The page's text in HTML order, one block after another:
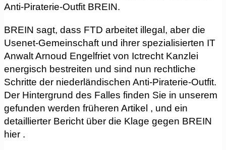
Anti-Piraterie-Outfit BREIN.
BREIN sagt, dass FTD arbeitet illegal, aber die
Usenet-Gemeinschaft und ihrer spezialisierten IT
Anwalt Arnoud Engelfriet von Ictrecht Kanzlei
energisch bestreiten und sind nun rechtliche
Schritte der niederländischen Anti-Piraterie-Outfit.
Der Hintergrund des Falles finden Sie in unserem
gefunden werden früheren Artikel , und ein
detaillierter Bericht über die Klage gegen BREIN
hier .